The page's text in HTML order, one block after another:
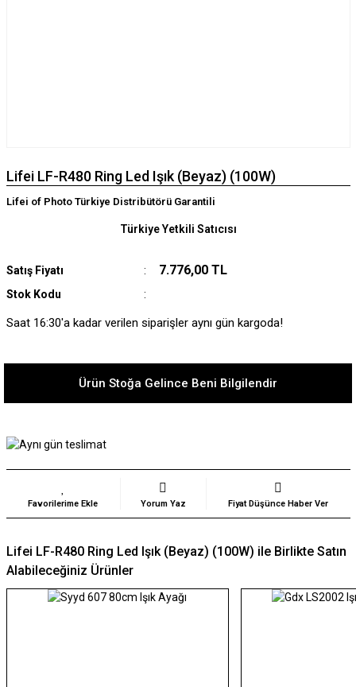
Lifei LF-R480 Ring Led Işık (Beyaz) (100W)
Lifei of Photo Türkiye Distribütörü Garantili
Satış Fiyatı 7.776,00 TL
Stok Kodu
Türkiye Yetkili Satıcısı
Saat 16:30'a kadar verilen siparişler aynı gün kargoda!
Ürün Stoğa Gelince Beni Bilgilendir
Yorum Yaz Fiyat Düşünce Haber Ver
Lifei LF-R480 Ring Led Işık (Beyaz) (100W) ile Birlikte Satın
Alabileceğiniz Ürünler